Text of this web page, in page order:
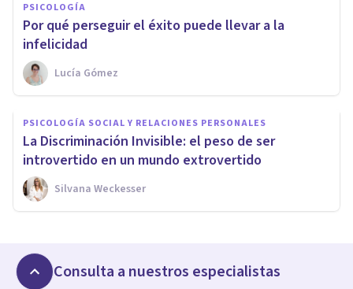
PSICOLOGÍA
Por qué perseguir el éxito puede llevar a la
infelicidad
Lucía Gómez
PSICOLOGÍA SOCIAL Y RELACIONES PERSONALES
La Discriminación Invisible: el peso de ser
introvertido en un mundo extrovertido
Silvana Weckesser
Consulta a nuestros especialistas